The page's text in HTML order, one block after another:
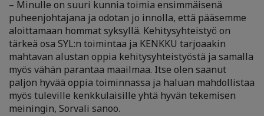
– Minulle on suuri kunnia toimia ensimmäisenä
puheenjohtajana ja odotan jo innolla, että pääsemme
aloittamaan hommat syksyllä. Kehitysyhteistyö on
tärkeä osa SYL:n toimintaa ja KENKKU tarjoaakin
mahtavan alustan oppia kehitysyhteistyöstä ja samalla
myös vähän parantaa maailmaa. Itse olen saanut
paljon hyvää oppia toiminnassa ja haluan mahdollistaa
myös tuleville kenkkulaisille yhtä hyvän tekemisen
meiningin, Sorvali sanoo.